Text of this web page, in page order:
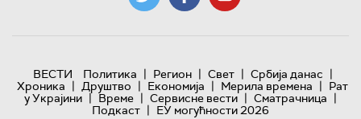
ВЕСТИ Политика | Регион | Свет | Србија данас |
Хроника | Друштво | Економија | Мерила времена | Рат
у Украјини | Време | Сервисне вести | Сматрачница |
Подкаст | ЕУ могућности 2026